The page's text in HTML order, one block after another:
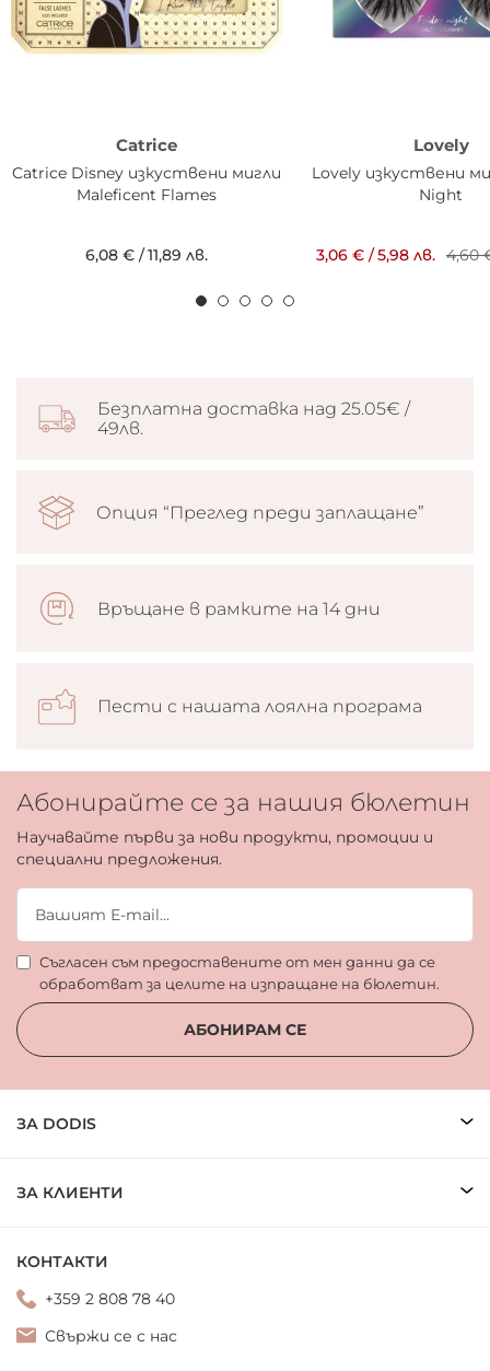
Catrice
Catrice Disney изкуствени мигли
Maleficent Flames
6,08 € /11,89 лв.
Lovely
Lovely изкуствени
Night
3,06 € /5,98 лв. 4,60
Безплатна доставка над 25.05€ /
49лв.
Опция “Преглед преди заплащане”
Връщане в рамките на 14 дни
Пести с нашата лоялна програма
Абонирайте се за нашия бюлетин
Научавайте първи за нови продукти, промоции и
специални предложения.
Съгласен съм предоставените от мен данни да се
обработват за целите на изпращане на бюлетин.
АБОНИРАМ СЕ
ЗА DODIS
ЗА КЛИЕНТИ
КОНТАКТИ
+359 2 808 78 40
Свържи се с нас